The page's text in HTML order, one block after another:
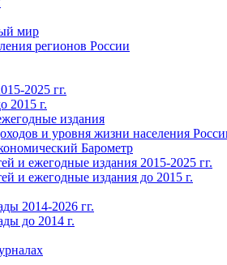
мир
регионов России
2025 гг.
2015 г.
издания
и уровня жизни населения
Барометр
и ежегодные издания 2015-2025 гг.
и ежегодные издания до 2015 г.
2014-2026 гг.
до 2014 г.